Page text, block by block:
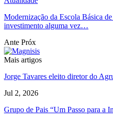
Modernização da Escola Básica
investimento alguma vez…
Ante Próx
Mais artigos
Jorge Tavares eleito diretor do
Jul 2, 2026
Grupo de Pais “Um Passo para a